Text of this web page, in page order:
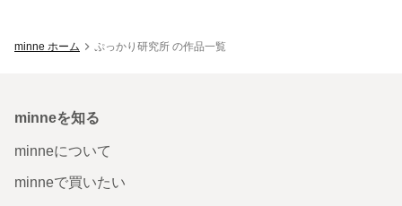
minne ホーム ぷっかり研究所 の作品一覧
minneを知る
minneについて
minneで買いたい